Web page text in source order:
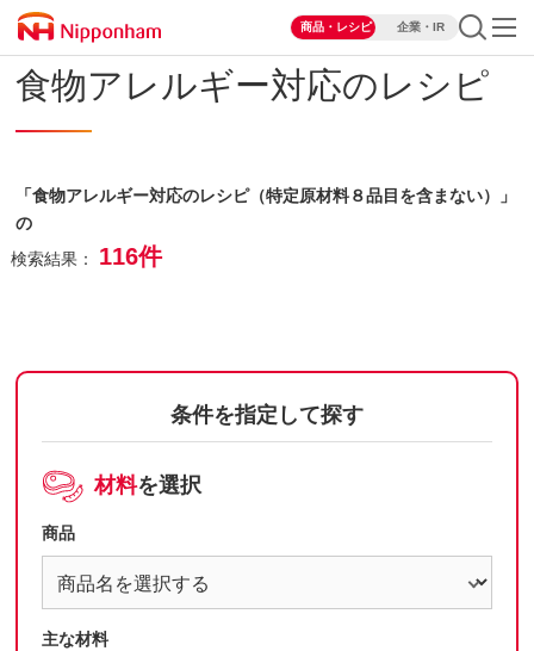
商品・レシピ 企業・IR
食物アレルギー対応のレシピ
「食物アレルギー対応のレシピ（特定原材料８品目を含まない）」
の
検索結果：
116件
条件を指定して探す
材料を選択
商品
主な材料